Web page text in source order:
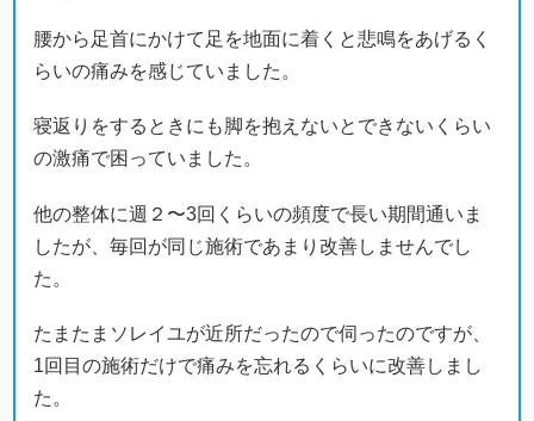
腰から足首にかけて足を地面に着くと悲鳴をあげるく
らいの痛みを感じていました。
寝返りをするときにも脚を抱えないとできないくらい
の激痛で困っていました。
他の整体に週２〜3回くらいの頻度で長い期間通いま
したが、毎回が同じ施術であまり改善しませんでし
た。
たまたまソレイユが近所だったので伺ったのですが、
1回目の施術だけで痛みを忘れるくらいに改善しまし
た。